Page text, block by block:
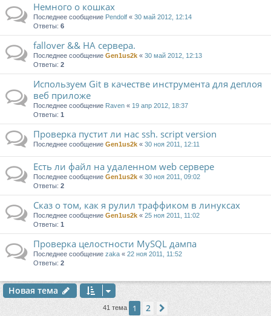
Немного о кошках
Последнее сообщение Pendolf « 30 май 2012, 12:14
Ответы: 6
fallover && HA сервера.
Последнее сообщение Gen1us2k « 30 май 2012, 12:13
Ответы: 2
Используем Git в качестве инструмента для деплоя
веб приложе
Последнее сообщение Raven « 19 апр 2012, 18:37
Ответы: 1
Проверка пустит ли нас ssh. script version
Последнее сообщение Gen1us2k « 30 ноя 2011, 12:11
Есть ли файл на удаленном web сервере
Последнее сообщение Gen1us2k « 30 ноя 2011, 09:02
Ответы: 2
Сказ о том, как я рулил траффиком в линуксах
Последнее сообщение Gen1us2k « 25 ноя 2011, 11:02
Ответы: 1
Проверка целостности MySQL дампа
Последнее сообщение zaka « 22 ноя 2011, 11:52
Ответы: 2
Новая тема
41 тема 1 2